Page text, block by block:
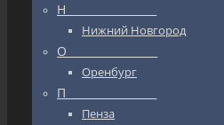
Н_________________
Нижний Новгород
О_________________
Оренбург
П_________________
Пенза